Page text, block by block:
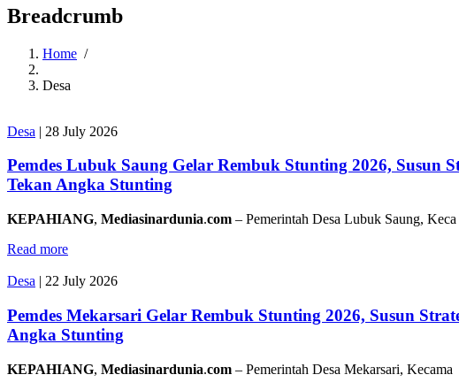
Breadcrumb
Home /
Desa
Desa | 28 July 2026
Pemdes Lubuk Saung Gelar Rembuk Stunting 2026, Susun
Tekan Angka Stunting
KEPAHIANG, Mediasinardunia.com – Pemerintah Desa Lubuk Saung, Keca
Read more
Desa | 22 July 2026
Pemdes Mekarsari Gelar Rembuk Stunting 2026, Susun
Angka Stunting
KEPAHIANG, Mediasinardunia.com – Pemerintah Desa Mekarsari, Kecama